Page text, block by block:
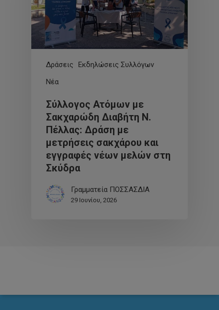
Δράσεις
Εκδηλώσεις Συλλόγων
Νέα
Σύλλογος Ατόμων με
Σακχαρώδη Διαβήτη Ν.
Πέλλας: Δράση με
μετρήσεις σακχάρου και
εγγραφές νέων μελών στη
Σκύδρα
Γραμματεία ΠΟΣΣΑΣΔΙΑ
29 Ιουνίου, 2026